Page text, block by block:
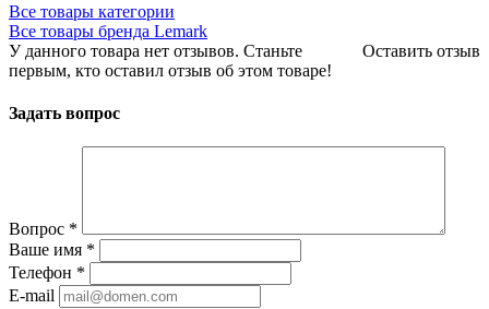
Все товары категории
Все товары бренда Lemark
Оставить отзыв
У данного товара нет отзывов. Станьте
первым, кто оставил отзыв об этом товаре!
Задать вопрос
Вопрос *
Ваше имя *
Телефон *
E-mail